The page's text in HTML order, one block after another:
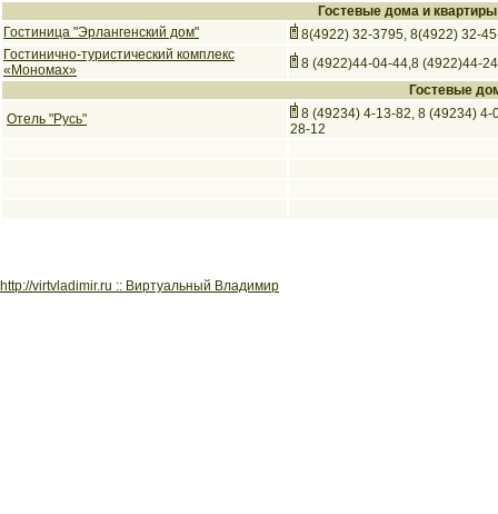
Гостевые дома и
Гостиница "Эрлангенский дом"
8(4922) 32-3795, 8(4922) 32-
Гостинично-туристический комплекс
«Мономах»
8 (4922)44-04-44,8 (4922)44-
Гостевые
Отель "Русь"
8 (49234) 4-13-82, 8 (49234) 4-
28-12
http://virtvladimir.ru :: Виртуальный Владимир